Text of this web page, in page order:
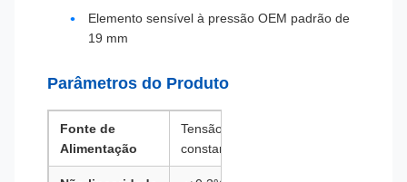
Elemento sensível à pressão OEM padrão de
19 mm
Parâmetros do Produto
Fonte de
Alimentação
Tensão
constante 5V